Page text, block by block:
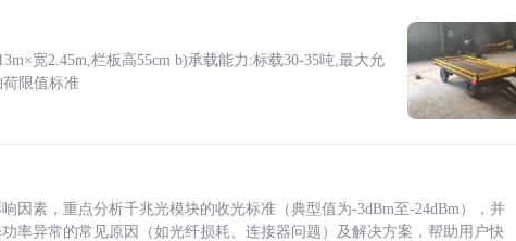
宽2.45m,栏板高55cm b)承载能力:标载30-35吨,最大允
限值标准
因素，重点分析千兆光模块的收光标准（典型值为-3dBm至-24dBm），并
率异常的常见原因（如光纤损耗、连接器问题）及解决方案，帮助用户快